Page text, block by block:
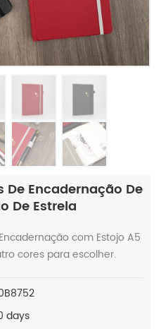
De Encadernação De
De Estrela
com Estojo A5
cores para escolher.
days